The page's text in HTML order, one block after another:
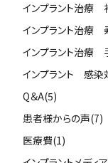
インプラント治療
インプラント治療
インプラント治療
インプラント 感染
Q＆A(5)
患者様からの声(7)
医療費(1)